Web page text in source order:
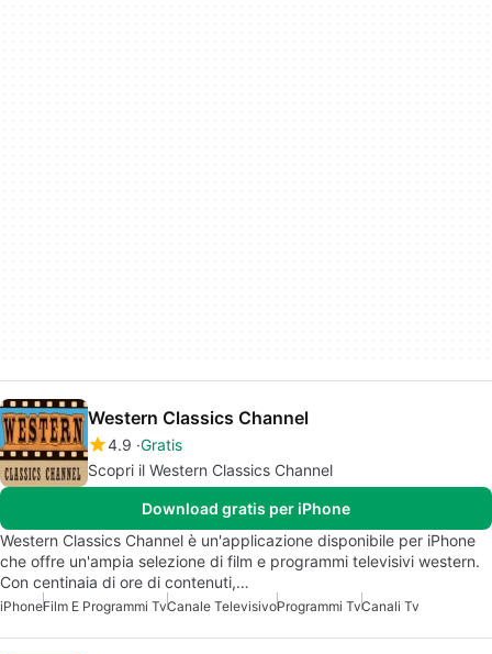
Western Classics Channel
4.9 Gratis
Scopri il Western Classics Channel
Download gratis per iPhone
Western Classics Channel è un'applicazione disponibile per iPhone
che offre un'ampia selezione di film e programmi televisivi western.
Con centinaia di ore di contenuti,…
iPhoneFilm E Programmi TvCanale TelevisivoProgrammi TvCanali Tv